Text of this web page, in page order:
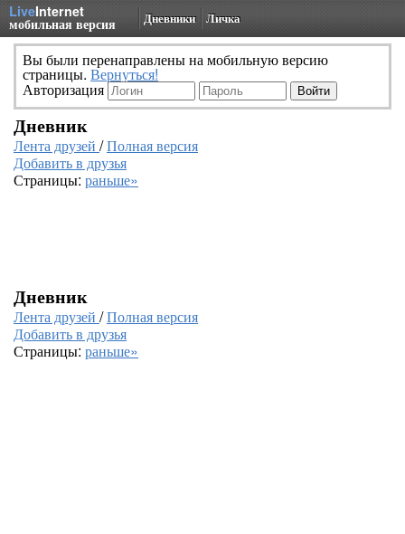
LiveInternet
мобильная версия Дневники Личка
Вы были перенаправлены на мобильную версию
страницы. Вернуться!
Авторизация
Дневник
Лента друзей /Полная версия
Добавить в друзья
Страницы: раньше»
Дневник
Лента друзей /Полная версия
Добавить в друзья
Страницы: раньше»